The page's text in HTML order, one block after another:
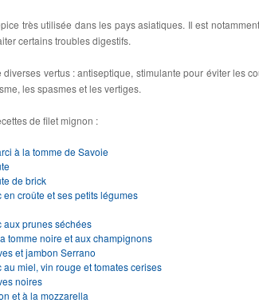
très utilisée dans les pays asiatiques. Il est
certains troubles digestifs.
vertus : antiseptique, stimulante pour éviter les
les spasmes et les vertiges.
de filet mignon :
à la tomme de Savoie
de brick
croûte et ses petits légumes
aux prunes séchées
tomme noire et aux champignons
et jambon Serrano
au miel, vin rouge et tomates cerises
noires
et à la mozzarella